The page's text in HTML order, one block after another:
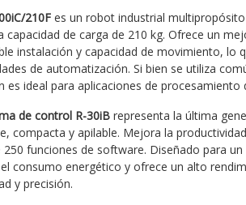
210F es un robot industrial
capacidad de carga de 210 kg. Ofrece un
instalación y capacidad de movimiento, lo
de automatización. Si bien se utiliza
es ideal para aplicaciones de
de control R-30iB representa la última
compacta y apilable. Mejora la
250 funciones de software. Diseñado para
consumo energético y ofrece un alto
y precisión.